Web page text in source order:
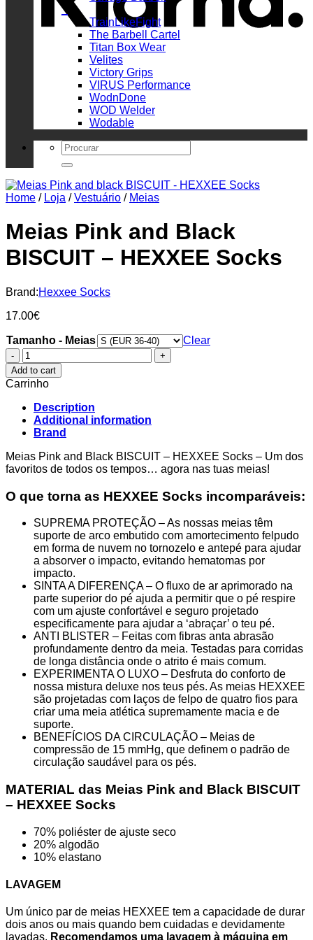
_
TrainLikeFight
The Barbell Cartel
Titan Box Wear
Velites
Victory Grips
VIRUS Performance
WodnDone
WOD Welder
Wodable
Search
for:
Home / Loja / Vestuário / Meias
Meias Pink and Black
BISCUIT – HEXXEE Socks
Brand:Hexxee Socks
17.00€
Tamanho - Meias
Clear
Meias
Pink
and
Black
BISCUIT
-
HEXXEE
Socks
quantity
Add to cart
Carrinho
Description
Additional information
Brand
Meias Pink and Black BISCUIT – HEXXEE Socks – Um dos
favoritos de todos os tempos… agora nas tuas meias!
O que torna as HEXXEE Socks incomparáveis:
SUPREMA PROTEÇÃO – As nossas meias têm
suporte de arco embutido com amortecimento felpudo
em forma de nuvem no tornozelo e antepé para ajudar
a absorver o impacto, evitando hematomas por
impacto.
SINTA A DIFERENÇA – O fluxo de ar aprimorado na
parte superior do pé ajuda a permitir que o pé respire
com um ajuste confortável e seguro projetado
especificamente para ajudar a ‘abraçar’ o teu pé.
ANTI BLISTER – Feitas com fibras anta abrasão
profundamente dentro da meia. Testadas para corridas
de longa distância onde o atrito é mais comum.
EXPERIMENTA O LUXO – Desfruta do conforto de
nossa mistura deluxe nos teus pés. As meias HEXXEE
são projetadas com laços de felpo de quatro fios para
criar uma meia atlética supremamente macia e de
suporte.
BENEFÍCIOS DA CIRCULAÇÃO – Meias de
compressão de 15 mmHg, que definem o padrão de
circulação saudável para os pés.
MATERIAL das Meias Pink and Black BISCUIT
– HEXXEE Socks
70% poliéster de ajuste seco
20% algodão
10% elastano
LAVAGEM
Um único par de meias HEXXEE tem a capacidade de durar
dois anos ou mais quando bem cuidadas e devidamente
lavadas. Recomendamos uma lavagem à máquina em